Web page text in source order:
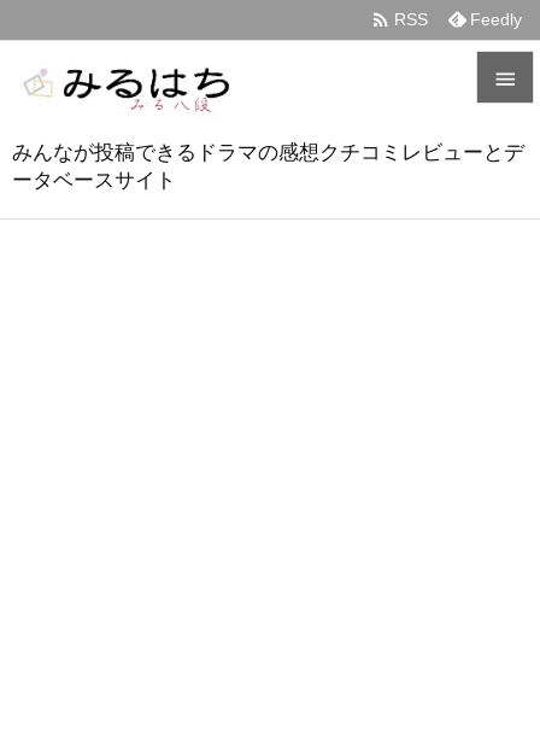
みんなが投稿できるドラマの感想クチコミレビューとデ
ータベースサイト

メニュ
 RSS Feedly